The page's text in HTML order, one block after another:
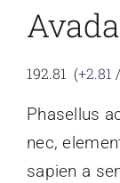
192.81 (+2.81 /
Phasellus
nec,
sapien a